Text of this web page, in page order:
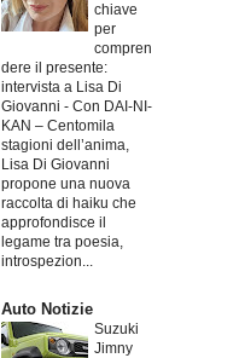
chiave
per
compren
dere il presente:
intervista a Lisa Di
Giovanni - Con DAI-NI-
KAN – Centomila
stagioni dell’anima,
Lisa Di Giovanni
propone una nuova
raccolta di haiku che
approfondisce il
legame tra poesia,
introspezion...
Auto Notizie
Suzuki
Jimny